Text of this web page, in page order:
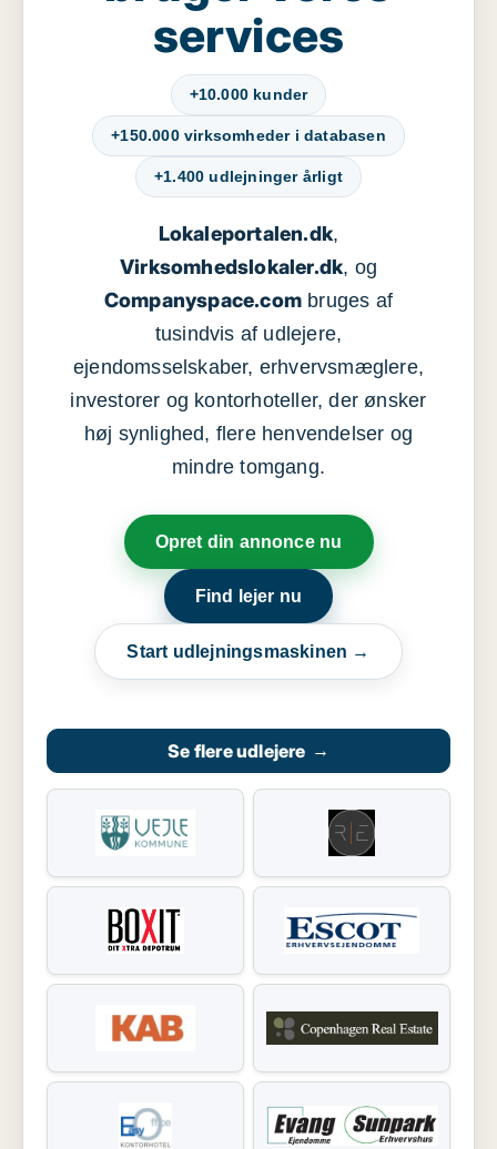
services
+10.000 kunder
+150.000 virksomheder i databasen
+1.400 udlejninger årligt
Lokaleportalen.dk,
Virksomhedslokaler.dk, og
Companyspace.com bruges af
tusindvis af udlejere,
ejendomsselskaber, erhvervsmæglere,
investorer og kontorhoteller, der ønsker
høj synlighed, flere henvendelser og
mindre tomgang.
Opret din annonce nu
Find lejer nu
Start udlejningsmaskinen →
Se flere udlejere →